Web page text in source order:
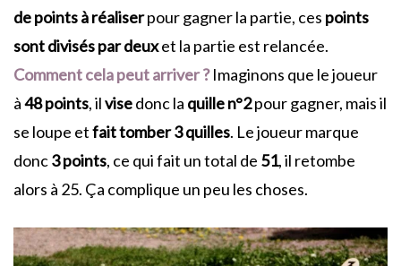
de points à réaliserpour gagner la partie, ces points
sont divisés par deuxet la partie est relancée.
Comment cela peut arriver ? Imaginons que le joueur
à48 points, ilvisedonc la quille n°2pour gagner, mais il
se loupe etfait tomber 3 quilles. Le joueur marque
donc3 points, ce qui fait un total de 51, il retombe
alors à 25. Ça complique un peu les choses.